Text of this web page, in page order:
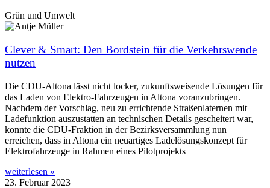
Grün und Umwelt
Clever & Smart: Den Bordstein für die Verkehrswende
nutzen
Die CDU-Altona lässt nicht locker, zukunftsweisende Lösungen für
das Laden von Elektro-Fahrzeugen in Altona voranzubringen.
Nachdem der Vorschlag, neu zu errichtende Straßenlaternen mit
Ladefunktion auszustatten an technischen Details gescheitert war,
konnte die CDU-Fraktion in der Bezirksversammlung nun
erreichen, dass in Altona ein neuartiges Ladelösungskonzept für
Elektrofahrzeuge in Rahmen eines Pilotprojekts
weiterlesen »
23. Februar 2023